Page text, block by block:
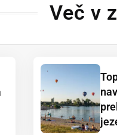
Več v